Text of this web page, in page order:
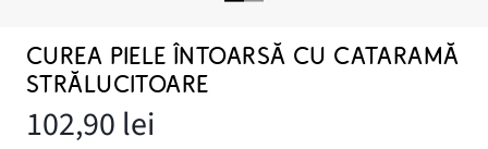
CUREA PIELE ÎNTOARSĂ CU CATARAMĂ
STRĂLUCITOARE
102,90 lei